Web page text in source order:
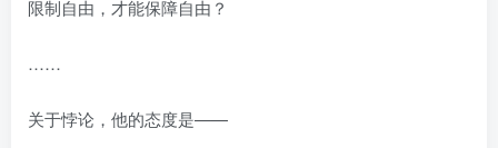
限制自由，才能保障自由？
……
关于悖论，他的态度是——